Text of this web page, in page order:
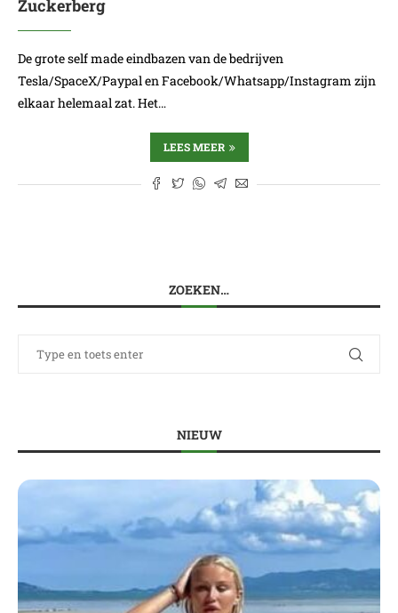
Zuckerberg
De grote self made eindbazen van de bedrijven
Tesla/SpaceX/Paypal en Facebook/Whatsapp/Instagram zijn
elkaar helemaal zat. Het…
LEES MEER
ZOEKEN…
NIEUW